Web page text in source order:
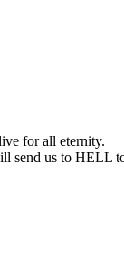
for all eternity.
send us to HELL